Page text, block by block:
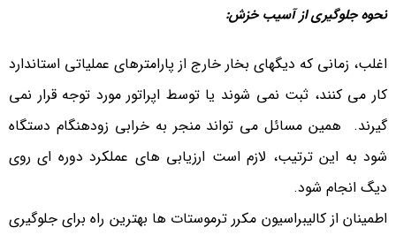
نحوه جلوگیری از آسیب خزش:
اغلب، زمانی که دیگهای بخار خارج از پارامترهای عملیاتی استاندارد
کار می کنند، ثبت نمی شوند یا توسط اپراتور مورد توجه قرار نمی
گیرند. همین مسائل می تواند منجر به خرابی زودهنگام دستگاه
شود به این ترتیب، لازم است ارزیابی های عملکرد دوره ای روی
دیگ انجام شود.
اطمینان از کالیبراسیون مکرر ترموستات ها بهترین راه برای جلوگیری